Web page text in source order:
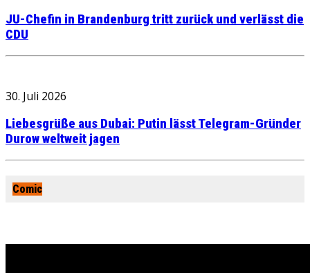
JU-Chefin in Brandenburg tritt zurück und verlässt die
CDU
30. Juli 2026
Liebesgrüße aus Dubai: Putin lässt Telegram-Gründer
Durow weltweit jagen
Comic